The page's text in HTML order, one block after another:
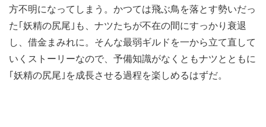
方不明になってしまう。かつては飛ぶ鳥を落とす勢いだっ
た｢妖精の尻尾｣も、ナツたちが不在の間にすっかり衰退
し、借金まみれに。そんな最弱ギルドを一から立て直して
いくストーリーなので、予備知識がなくともナツとともに
｢妖精の尻尾｣を成長させる過程を楽しめるはずだ。